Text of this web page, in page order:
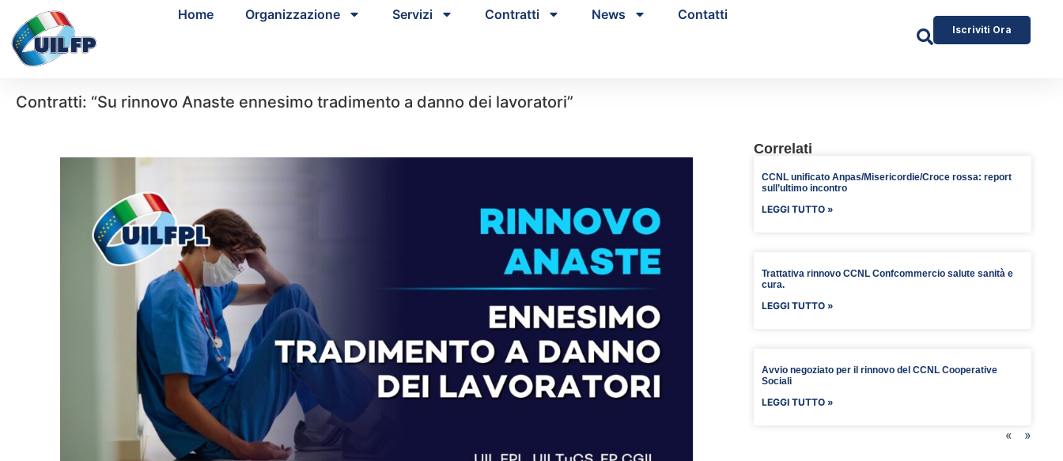
Home Organizzazione Servizi Contratti News Contatti
Iscriviti Ora
Contratti: “Su rinnovo Anaste ennesimo tradimento a danno dei lavoratori”
Correlati
CCNL unificato Anpas/Misericordie/Croce rossa: report
sull’ultimo incontro
LEGGI TUTTO »
Trattativa rinnovo CCNL Confcommercio salute sanità e
cura.
LEGGI TUTTO »
Avvio negoziato per il rinnovo del CCNL Cooperative
Sociali
LEGGI TUTTO »
« »